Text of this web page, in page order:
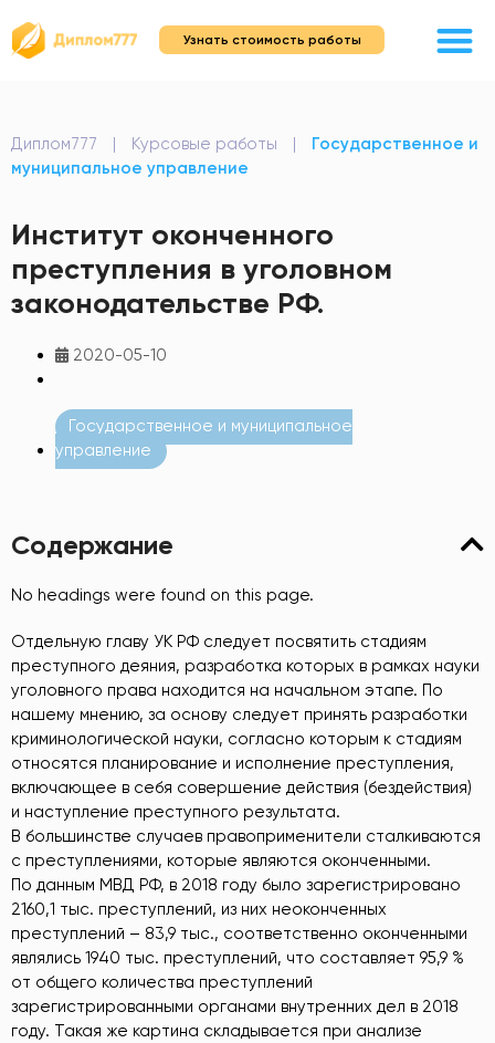
Узнать стоимость работы
Диплом777 | Курсовые работы |
Государственное и
муниципальное управление
Институт оконченного
преступления в уголовном
законодательстве РФ.
2020-05-10
Государственное и муниципальное
управление
Содержание
No headings were found on this page.
Отдельную главу УК РФ следует посвятить стадиям
преступного деяния, разработка которых в рамках науки
уголовного права находится на начальном этапе. По
нашему мнению, за основу следует принять разработки
криминологической науки, согласно которым к стадиям
относятся планирование и исполнение преступления,
включающее в себя совершение действия (бездействия)
и наступление преступного результата.
В большинстве случаев правоприменители сталкиваются
с преступлениями, которые являются оконченными.
По данным МВД РФ, в 2018 году было зарегистрировано
2160,1 тыс. преступлений, из них неоконченных
преступлений – 83,9 тыс., соответственно оконченными
являлись 1940 тыс. преступлений, что составляет 95,9 %
от общего количества преступлений
зарегистрированными органами внутренних дел в 2018
году. Такая же картина складывается при анализе